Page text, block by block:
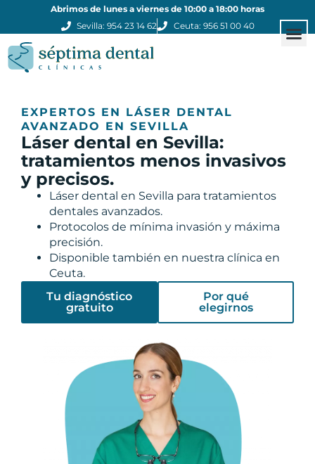
Abrimos de lunes a viernes de 10:00 a 18:00 horas
Sevilla: 954 23 14 62
Ceuta: 956 51 00 40
EXPERTOS EN LÁSER DENTAL
AVANZADO EN SEVILLA
Láser dental en Sevilla:
tratamientos menos invasivos
y precisos.
Láser dental en Sevilla para tratamientos
dentales avanzados.
Protocolos de mínima invasión y máxima
precisión.
Disponible también en nuestra clínica en
Ceuta.
Tu diagnóstico
gratuito
Por qué
elegirnos